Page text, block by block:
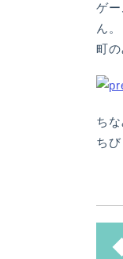
ゲ
ん。
町
ち
ち